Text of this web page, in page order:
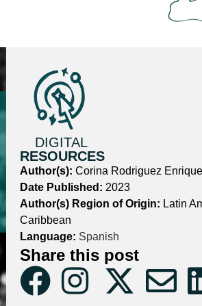
DIGITAL
RESOURCES
Author(s): Corina Rodriguez
Date Published: 2023
Author(s) Region of Origin: Latin
Caribbean
Language: Spanish
Share this post